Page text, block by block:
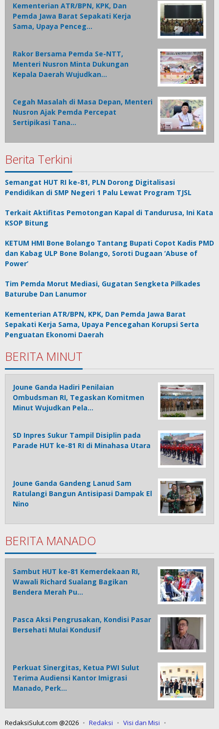
Kementerian ATR/BPN, KPK, Dan
Pemda Jawa Barat Sepakati Kerja
Sama, Upaya Penceg…
Rakor Bersama Pemda Se-NTT,
Menteri Nusron Minta Dukungan
Kepala Daerah Wujudkan…
Cegah Masalah di Masa Depan, Menteri
Nusron Ajak Pemda Percepat
Sertipikasi Tana…
Berita Terkini
Semangat HUT RI ke-81, PLN Dorong Digitalisasi
Pendidikan di SMP Negeri 1 Palu Lewat Program TJSL
Terkait Aktifitas Pemotongan Kapal di Tandurusa, Ini Kata
KSOP Bitung
KETUM HMI Bone Bolango Tantang Bupati Copot Kadis PMD
dan Kabag ULP Bone Bolango, Soroti Dugaan ‘Abuse of
Power’
Tim Pemda Morut Mediasi, Gugatan Sengketa Pilkades
Baturube Dan Lanumor
Kementerian ATR/BPN, KPK, Dan Pemda Jawa Barat
Sepakati Kerja Sama, Upaya Pencegahan Korupsi Serta
Penguatan Ekonomi Daerah
BERITA MINUT
Joune Ganda Hadiri Penilaian
Ombudsman RI, Tegaskan Komitmen
Minut Wujudkan Pela…
SD Inpres Sukur Tampil Disiplin pada
Parade HUT ke-81 RI di Minahasa Utara
Joune Ganda Gandeng Lanud Sam
Ratulangi Bangun Antisipasi Dampak El
Nino
BERITA MANADO
Sambut HUT ke-81 Kemerdekaan RI,
Wawali Richard Sualang Bagikan
Bendera Merah Pu…
Pasca Aksi Pengrusakan, Kondisi Pasar
Bersehati Mulai Kondusif
Perkuat Sinergitas, Ketua PWI Sulut
Terima Audiensi Kantor Imigrasi
Manado, Perk…
RedaksiSulut.com @2026 Redaksi
Visi dan Misi